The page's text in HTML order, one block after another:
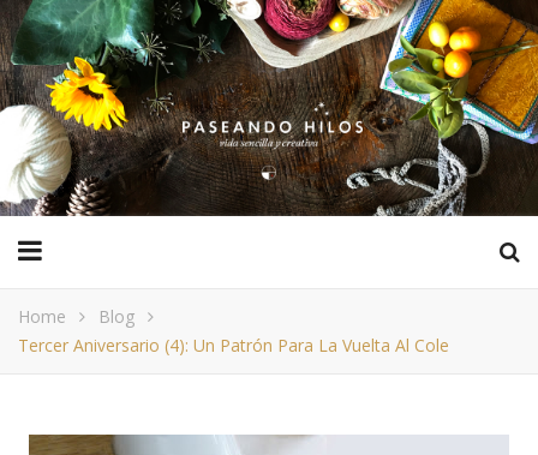
Home
Blog
Tercer Aniversario (4): Un Patrón Para La Vuelta Al Cole